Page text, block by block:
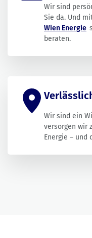
Wir sind
Sie da. Und
Wien Energie
beraten.
Wir sind ein
versorgen wir
Energie – und